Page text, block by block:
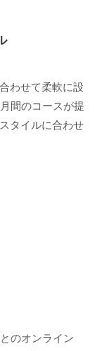
わせて柔軟に設
間のコースが提
タイルに合わせ
のオンライン